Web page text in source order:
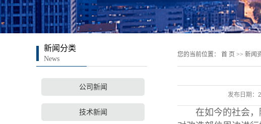
新闻分类
News
公司新闻
技术新闻
您的当前位置： 首 页 >> 新闻
发布日期：
在如今的社会，随